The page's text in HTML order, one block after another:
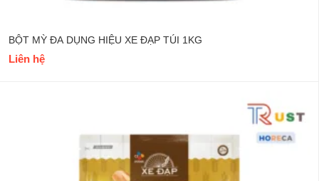
BỘT MỲ ĐA DỤNG HIỆU XE ĐẠP TÚI 1KG
Liên hệ